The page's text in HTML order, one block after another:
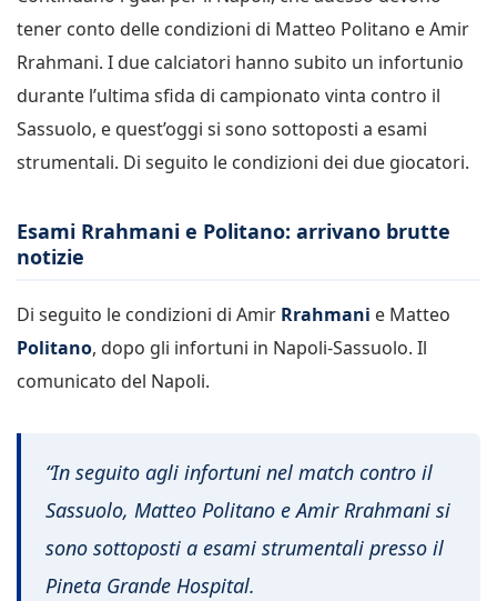
tener conto delle condizioni di Matteo Politano e Amir
Rrahmani. I due calciatori hanno subito un infortunio
durante l’ultima sfida di campionato vinta contro il
Sassuolo, e quest’oggi si sono sottoposti a esami
strumentali. Di seguito le condizioni dei due giocatori.
Esami Rrahmani e Politano: arrivano brutte
notizie
Di seguito le condizioni di Amir Rrahmani e Matteo
Politano, dopo gli infortuni in Napoli-Sassuolo. Il
comunicato del Napoli.
“In seguito agli infortuni nel match contro il
Sassuolo, Matteo Politano e Amir Rrahmani si
sono sottoposti a esami strumentali presso il
Pineta Grande Hospital.